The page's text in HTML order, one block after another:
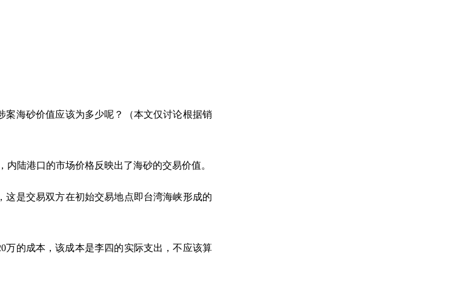
海砂价值应该为多少呢？（本文仅讨论根据销
陆港口的市场价格反映出了海砂的交易价值。
是交易双方在初始交易地点即台湾海峡形成的
万的成本，该成本是李四的实际支出，不应该算